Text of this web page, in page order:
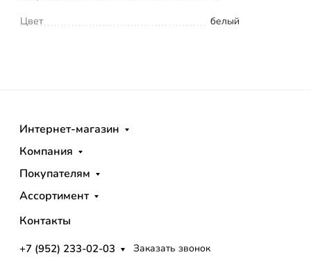
Цвет
белый
Интернет-магазин
Компания
Покупателям
Ассортимент
Контакты
+7 (952) 233-02-03 Заказать звонок